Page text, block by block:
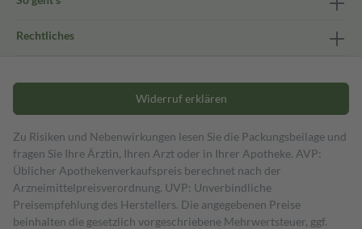
Rechtliches
Widerruf erklären
Zu Risiken und Nebenwirkungen lesen Sie die Packungsbeilage und
fragen Sie Ihre Ärztin, Ihren Arzt oder in Ihrer Apotheke. AVP:
Üblicher Apothekenverkaufspreis berechnet nach der
Arzneimittelpreisverordnung. UVP: Unverbindliche
Preisempfehlung des Herstellers. Die angegebenen Preise
beinhalten die gesetzlich vorgeschriebene Mehrwertsteuer, ggf.